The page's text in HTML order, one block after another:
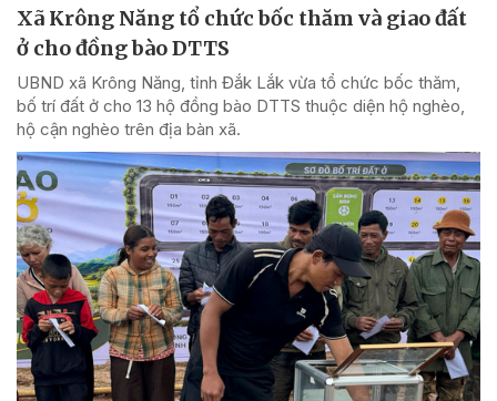
Xã Krông Năng tổ chức bốc thăm và giao đất
ở cho đồng bào DTTS
UBND xã Krông Năng, tỉnh Đắk Lắk vừa tổ chức bốc thăm,
bố trí đất ở cho 13 hộ đồng bào DTTS thuộc diện hộ nghèo,
hộ cận nghèo trên địa bàn xã.